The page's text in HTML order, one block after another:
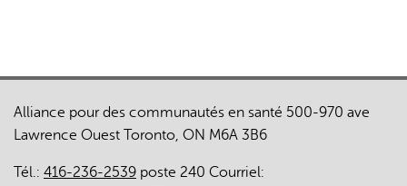
Alliance pour des communautés en santé 500-970 ave
Lawrence Ouest Toronto, ON M6A 3B6
Tél.: 416-236-2539 poste 240 Courriel: